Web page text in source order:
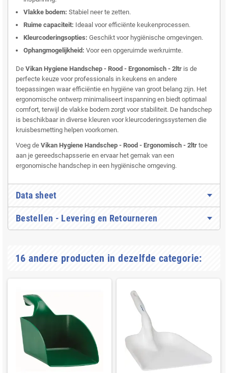
Vlakke bodem: Stabiel neer te zetten.
Ruime capaciteit: Ideaal voor efficiënte keukenprocessen.
Kleurcoderingsopties: Geschikt voor hygiënische omgevingen.
Ophangmogelijkheid: Voor een opgeruimde werkruimte.
De Vikan Hygiene Handschep - Rood - Ergonomisch - 2ltr is de
perfecte keuze voor professionals in keukens en andere
toepassingen waar efficiëntie en hygiëne van groot belang zijn. Het
ergonomische ontwerp minimaliseert inspanning en biedt optimaal
comfort, terwijl de vlakke bodem zorgt voor stabiliteit. De handschep
is beschikbaar in diverse kleuren voor kleurcoderingssystemen die
kruisbesmetting helpen voorkomen.
Voeg de Vikan Hygiene Handschep - Rood - Ergonomisch - 2ltr toe
aan je gereedschapsserie en ervaar het gemak van een
ergonomische handschep in een hygiënische omgeving.
Data sheet
Bestellen - Levering en Retourneren
16 andere producten in dezelfde categorie: